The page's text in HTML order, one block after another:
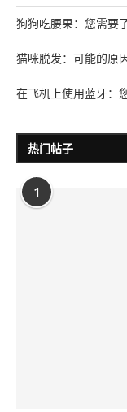
狗狗吃腰果：您需要
猫咪脱发：可能的原
在飞机上使用蓝牙：
热门帖子
1